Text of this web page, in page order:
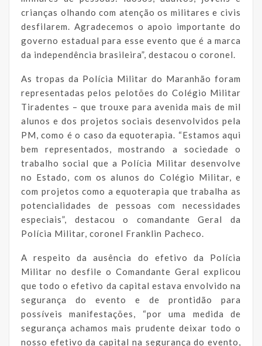
crianças olhando com atenção os militares e civis
desfilarem. Agradecemos o apoio importante do
governo estadual para esse evento que é a marca
da independência brasileira”, destacou o coronel.
As tropas da Polícia Militar do Maranhão foram
representadas pelos pelotões do Colégio Militar
Tiradentes – que trouxe para avenida mais de mil
alunos e dos projetos sociais desenvolvidos pela
PM, como é o caso da equoterapia. “Estamos aqui
bem representados, mostrando a sociedade o
trabalho social que a Polícia Militar desenvolve
no Estado, com os alunos do Colégio Militar, e
com projetos como a equoterapia que trabalha as
potencialidades de pessoas com necessidades
especiais”, destacou o comandante Geral da
Polícia Militar, coronel Franklin Pacheco.
A respeito da ausência do efetivo da Polícia
Militar no desfile o Comandante Geral explicou
que todo o efetivo da capital estava envolvido na
segurança do evento e de prontidão para
possíveis manifestações, “por uma medida de
segurança achamos mais prudente deixar todo o
nosso efetivo da capital na segurança do evento,